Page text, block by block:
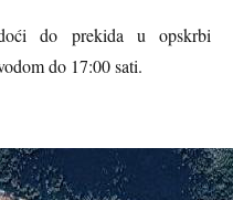
do 17:00 sati.